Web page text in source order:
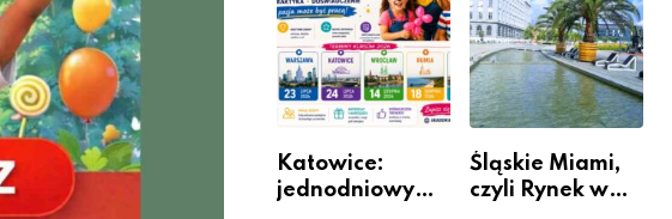
Katowice:
jednodniowy
Śląskie Miami,
czyli Rynek w